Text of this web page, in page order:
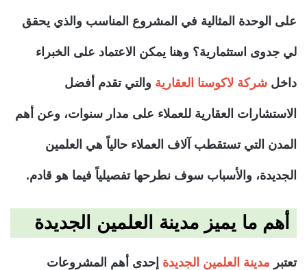
على الوحدة المثالية في المشروع المناسب والذي يحقق
لي جدوى استثمارية؟ وهنا يمكن الاعتماد على الخبراء
داخل شركة لاكوستا العقارية والتي تقدم أفضل
الاستشارات العقارية للعملاء على مدار سنوات، وعن أهم
المدن التي تستقطب آلاف العملاء حالياً هي العلمين
الجديدة، والأسباب سوف نطرحها تفصيلياً فيما هو قادم.
أهم ما يميز مدينة العلمين الجديدة
تعتبر مدينة العلمين الجديدة إحدى أهم المشروعات